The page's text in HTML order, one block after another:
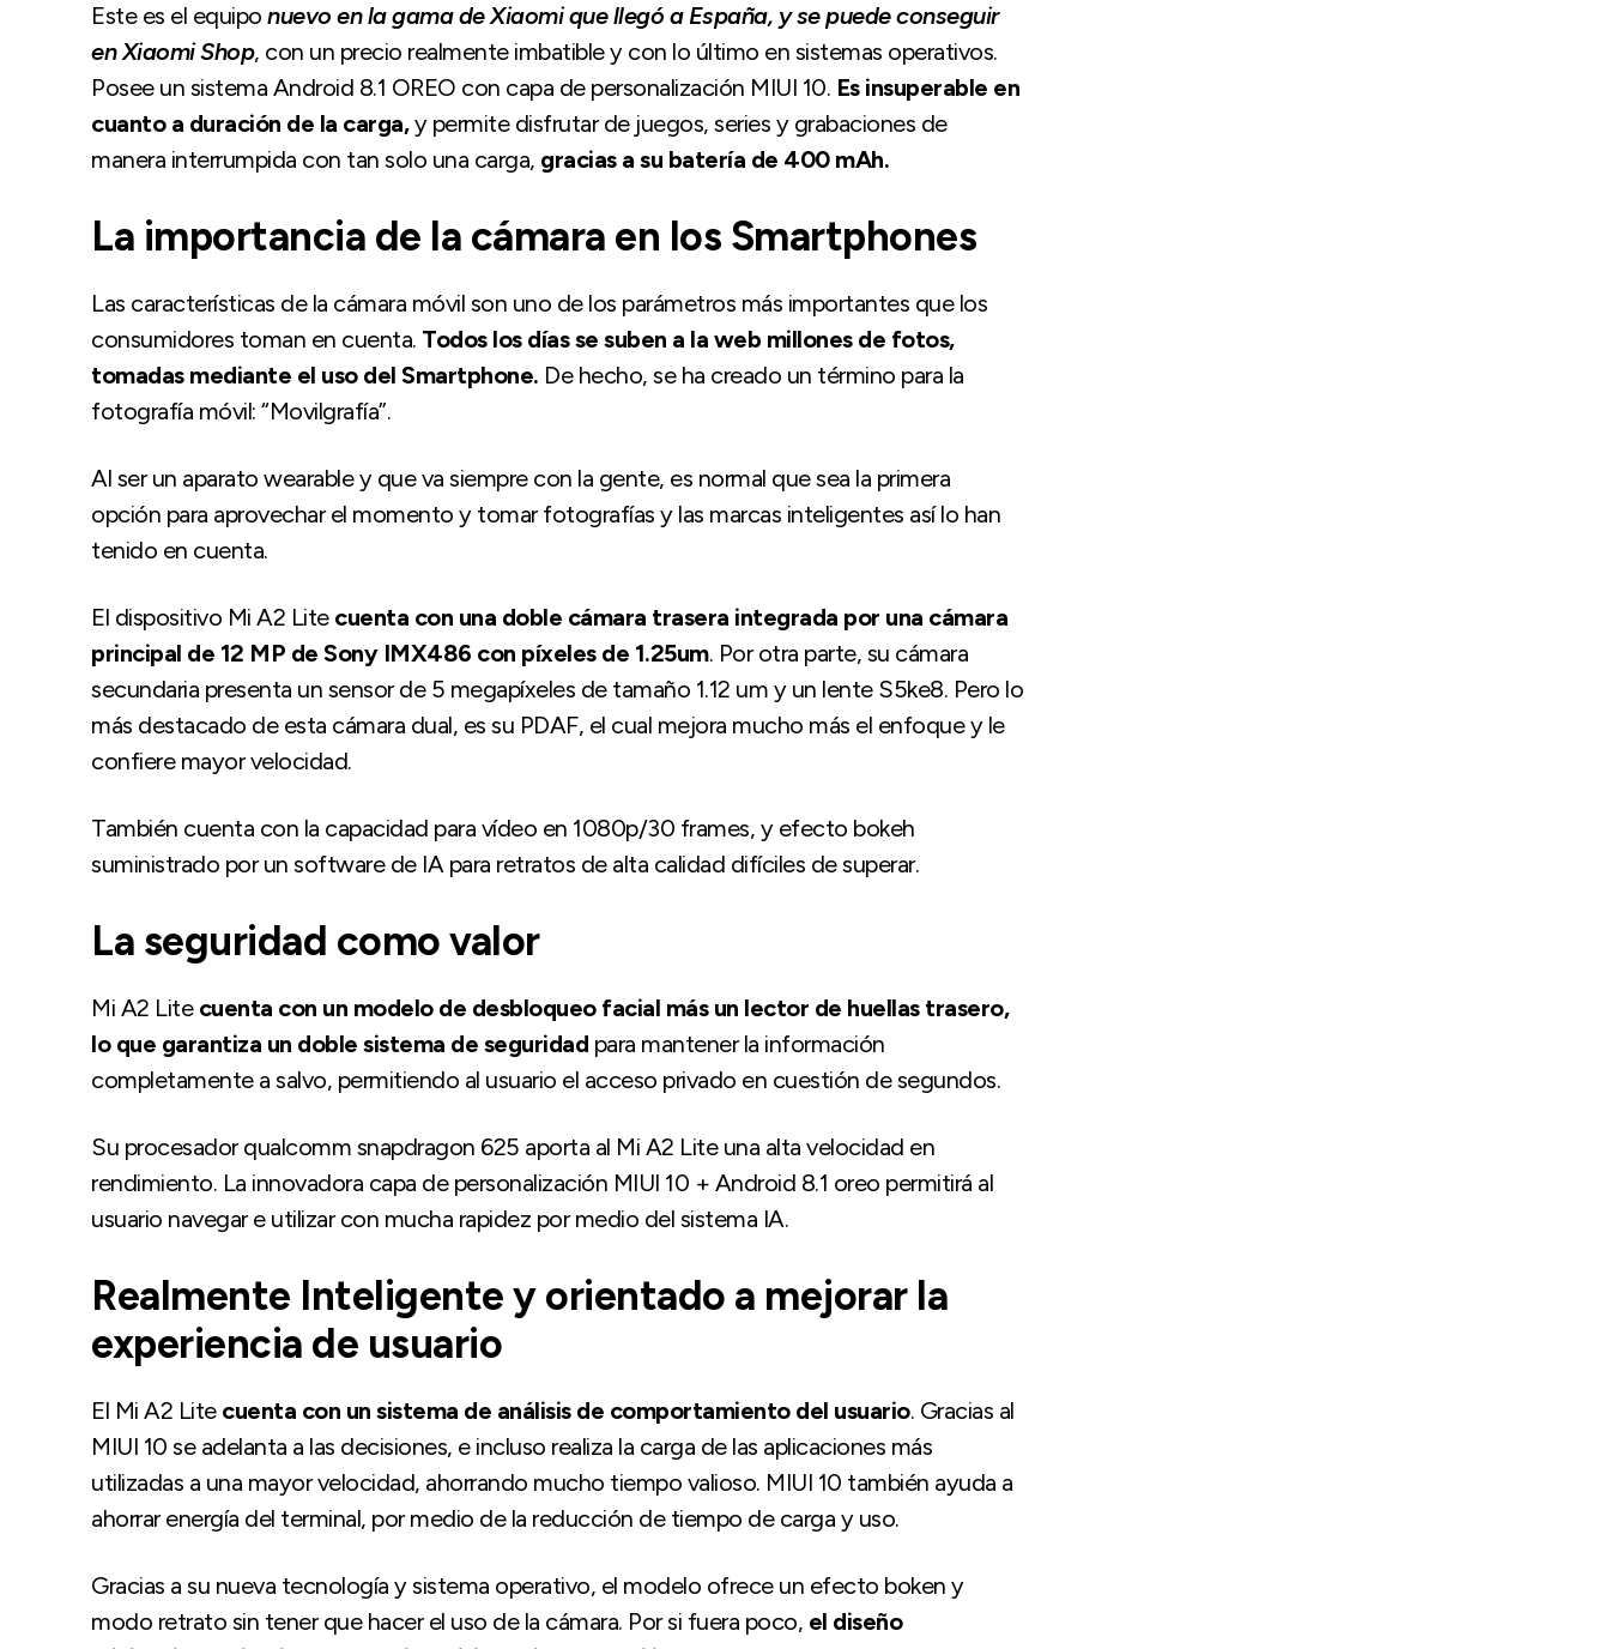
Este es el equipo nuevo en la gama de Xiaomi que llegó a España, y se puede conseguir
en Xiaomi Shop, con un precio realmente imbatible y con lo último en sistemas operativos.
Posee un sistema Android 8.1 OREO con capa de personalización MIUI 10. Es insuperable en
cuanto a duración de la carga,y permite disfrutar de juegos, series y grabaciones de
manera interrumpida con tan solo una carga, gracias a su batería de 400 mAh.
La importancia de la cámara en los Smartphones
Las características de la cámara móvil son uno de los parámetros más importantes que los
consumidores toman en cuenta. Todos los días se suben a la web millones de fotos,
tomadas mediante el uso del Smartphone. De hecho, se ha creado un término para la
fotografía móvil: “Movilgrafía”.
Al ser un aparato wearable y que va siempre con la gente, es normal que sea la primera
opción para aprovechar el momento y tomar fotografías y las marcas inteligentes así lo han
tenido en cuenta.
El dispositivo Mi A2 Lite cuenta con una doble cámara trasera integrada por una cámara
principal de 12 MP de Sony IMX486 con píxeles de 1.25um. Por otra parte, su cámara
secundaria presenta un sensor de 5 megapíxeles de tamaño 1.12 um y un lente S5ke8. Pero lo
más destacado de esta cámara dual, es su PDAF, el cual mejora mucho más el enfoque y le
confiere mayor velocidad.
También cuenta con la capacidad para vídeo en 1080p/30 frames, y efecto bokeh
suministrado por un software de IA para retratos de alta calidad difíciles de superar.
La seguridad como valor
Mi A2 Lite cuenta con un modelo de desbloqueo facial más un lector de huellas trasero,
lo que garantiza un doble sistema de seguridad para mantener la información
completamente a salvo, permitiendo al usuario el acceso privado en cuestión de segundos.
Su procesador qualcomm snapdragon 625 aporta al Mi A2 Lite una alta velocidad en
rendimiento. La innovadora capa de personalización MIUI 10 + Android 8.1 oreo permitirá al
usuario navegar e utilizar con mucha rapidez por medio del sistema IA.
Realmente Inteligente y orientado a mejorar la
experiencia de usuario
El Mi A2 Lite cuenta con un sistema de análisis de comportamiento del usuario. Gracias al
MIUI 10 se adelanta a las decisiones, e incluso realiza la carga de las aplicaciones más
utilizadas a una mayor velocidad, ahorrando mucho tiempo valioso. MIUI 10 también ayuda a
ahorrar energía del terminal, por medio de la reducción de tiempo de carga y uso.
Gracias a su nueva tecnología y sistema operativo, el modelo ofrece un efecto boken y
modo retrato sin tener que hacer el uso de la cámara. Por si fuera poco, el diseño